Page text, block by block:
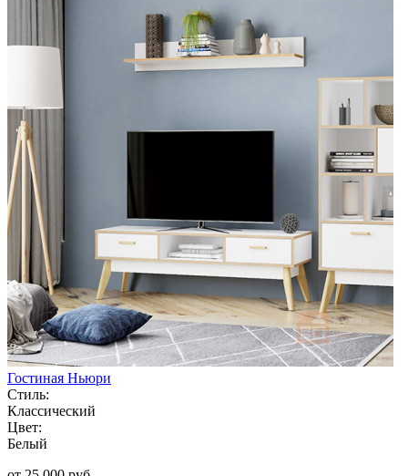
Гостиная Ньюри
Стиль:
Классический
Цвет:
Белый